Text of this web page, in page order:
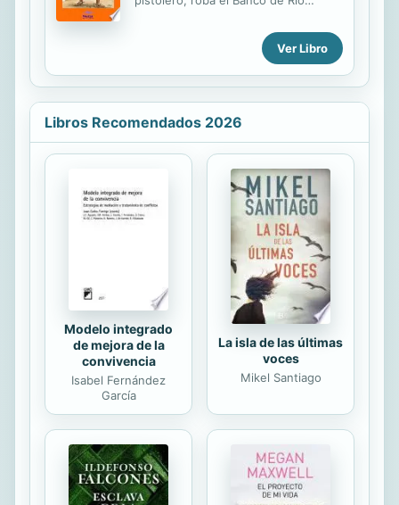
contacto con fuerzas guerrilleras de
«liberación» les obliga a enfrentarse
a sus comandantes, quienes creen
que...
por el Sheriff Pedro el Severo
Ver Libro
Libros Recomendados 2026
Modelo integrado
de mejora de la
convivencia
Isabel Fernández
García
La isla de las últimas
voces
Mikel Santiago